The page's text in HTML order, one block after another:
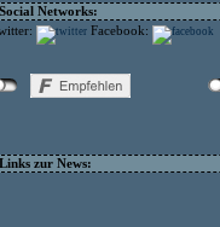
Networks:
Facebook:
zur News: